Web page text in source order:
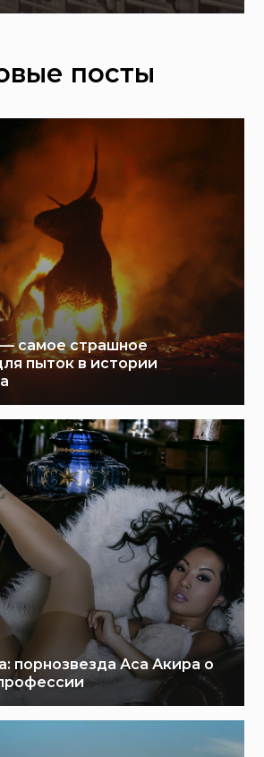
посты
самое страшное
пыток в истории
порнозвезда Аса Акира о